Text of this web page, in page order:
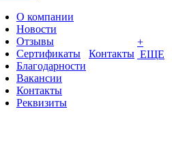
О компании
Новости
Отзывы
Сертификаты
Благодарности
Вакансии
Контакты
Реквизиты
Контакты
+
ЕЩЕ